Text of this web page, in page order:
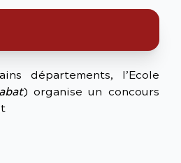
départements, l’Ecole
) organise un concours